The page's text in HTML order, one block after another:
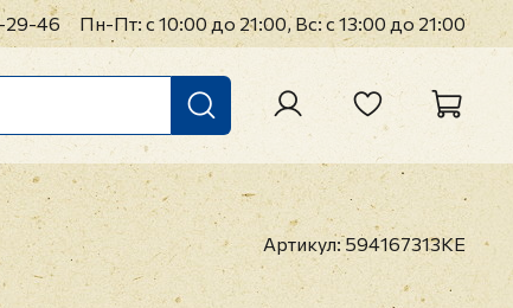
29-46 Пн-Пт: с 10:00 до 21:00, Вс: с 13:00 до 21:00
Артикул:594167313KE